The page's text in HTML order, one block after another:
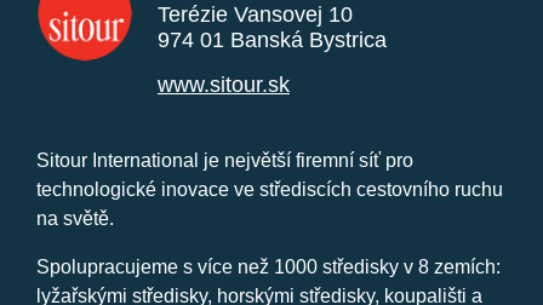
Terézie Vansovej 10
974 01 Banská Bystrica
www.sitour.sk
Sitour International je největší firemní síť pro
technologické inovace ve střediscích cestovního ruchu
na světě.
Spolupracujeme s více než 1000 středisky v 8 zemích:
lyžařskými středisky, horskými středisky, koupališti a